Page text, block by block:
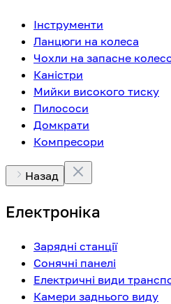
Інструменти
Ланцюги на колеса
Чохли на запасне
Каністри
Мийки високого тиску
Пилососи
Домкрати
Компресори
Назад
Електроніка
Зарядні станції
Сонячні панелі
Електричні види
Камери заднього виду